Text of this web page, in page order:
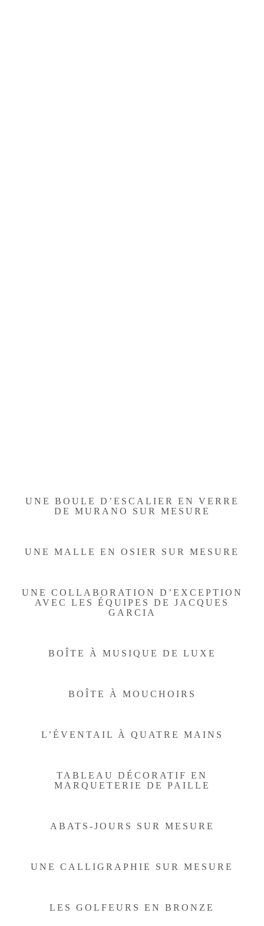
UNE BOULE D’ESCALIER EN VERRE
DE MURANO SUR MESURE
UNE MALLE EN OSIER SUR MESURE
UNE COLLABORATION D’EXCEPTION
AVEC LES ÉQUIPES DE JACQUES
GARCIA
BOÎTE À MUSIQUE DE LUXE
BOÎTE À MOUCHOIRS
L’ÉVENTAIL À QUATRE MAINS
TABLEAU DÉCORATIF EN
MARQUETERIE DE PAILLE
ABATS-JOURS SUR MESURE
UNE CALLIGRAPHIE SUR MESURE
LES GOLFEURS EN BRONZE